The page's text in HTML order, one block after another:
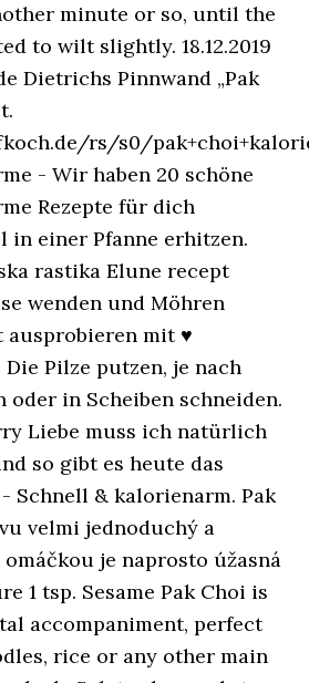
minute or so, until the
to wilt slightly. 18.12.2019
Dietrichs Pinnwand „Pak
rs/s0/
- Wir haben 20 schöne
Rezepte für dich
in einer Pfanne erhitzen.
rastika Elune recept
wenden und Möhren
ausprobieren mit ♥
Die Pilze putzen, je nach
oder in Scheiben schneiden.
Liebe muss ich natürlich
so gibt es heute das
Schnell & kalorienarm. Pak
velmi jednoduchý a
je naprosto úžasná
1 tsp. Sesame Pak Choi is
accompaniment, perfect
rice or any other main